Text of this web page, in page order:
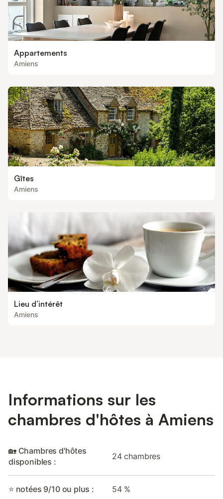
Appartements
Amiens
Gîtes
Amiens
Lieu d’intérêt
Amiens
Informations sur les
chambres d'hôtes à Amiens
🏡 Chambres d'hôtes
disponibles :
24 chambres
⭐ notées 9/10 ou plus : 54 %